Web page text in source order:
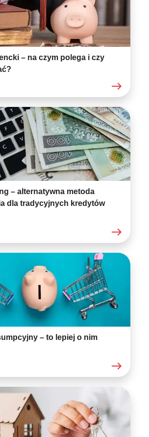
– na czym polega i czy
– alternatywna metoda
dla tradycyjnych kredytów
– to lepiej o nim